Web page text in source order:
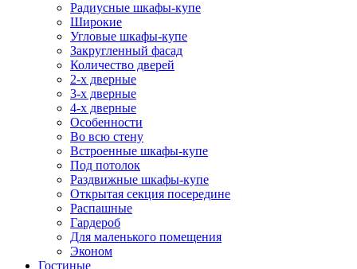
Радиусные шкафы-купе
Широкие
Угловые шкафы-купе
Закругленный фасад
Количество дверей
2-х дверные
3-х дверные
4-х дверные
Особенности
Во всю стену
Встроенные шкафы-купе
Под потолок
Раздвижные шкафы-купе
Открытая секция посередине
Распашные
Гардероб
Для маленького помещения
Эконом
Гостиные